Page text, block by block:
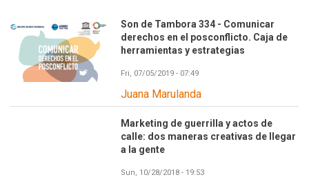
Son de Tambora 334 - Comunicar
derechos en el posconflicto. Caja de
herramientas y estrategias
Fri, 07/05/2019 - 07:49
Juana Marulanda
Marketing de guerrilla y actos de
calle: dos maneras creativas de llegar
a la gente
Sun, 10/28/2018 - 19:53